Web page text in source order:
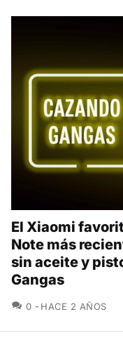
El Xiaomi
Note más
sin aceite y
Gangas
0 COMENTARIOS
HACE 2 AÑOS